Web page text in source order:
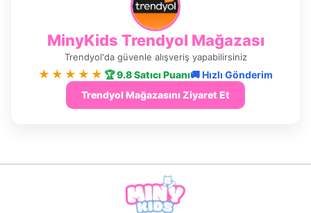
MinyKids Trendyol Mağazası
Trendyol'da güvenle alışveriş yapabilirsiniz
★★★★★ 🏆 9.8 Satıcı Puanı🚚 Hızlı Gönderim
Trendyol Mağazasını Ziyaret Et